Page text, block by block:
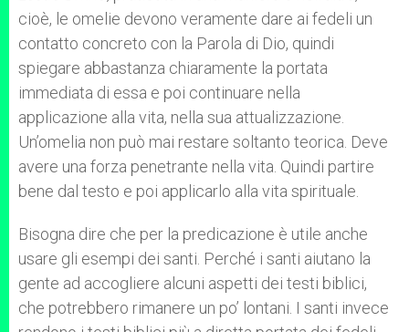
cioè, le omelie devono veramente dare ai fedeli un
contatto concreto con la Parola di Dio, quindi
spiegare abbastanza chiaramente la portata
immediata di essa e poi continuare nella
applicazione alla vita, nella sua attualizzazione.
Un’omelia non può mai restare soltanto teorica. Deve
avere una forza penetrante nella vita. Quindi partire
bene dal testo e poi applicarlo alla vita spirituale.
Bisogna dire che per la predicazione è utile anche
usare gli esempi dei santi. Perché i santi aiutano la
gente ad accogliere alcuni aspetti dei testi biblici,
che potrebbero rimanere un po’ lontani. I santi invece